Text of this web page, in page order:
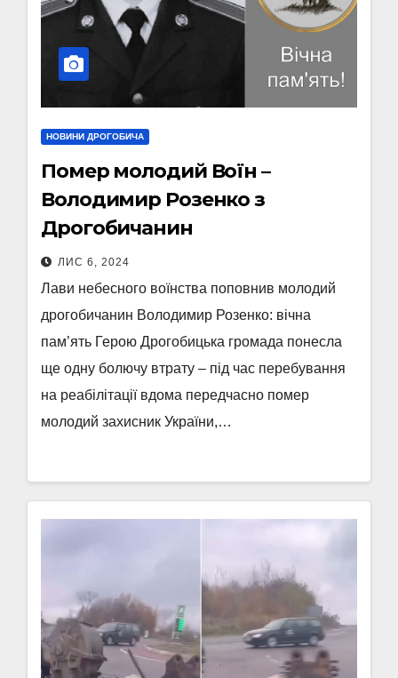
НОВИНИ ДРОГОБИЧА
Помер молодий Воїн –
Володимир Розенко з
Дрогобичанин
ЛИС 6, 2024
Лави небесного воїнства поповнив молодий
дрогобичанин Володимир Розенко: вічна
пам’ять Герою Дрогобицька громада понесла
ще одну болючу втрату – під час перебування
на реабілітації вдома передчасно помер
молодий захисник України,…